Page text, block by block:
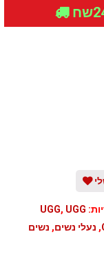
UGG, UGG
, נעלי נשים, נשים